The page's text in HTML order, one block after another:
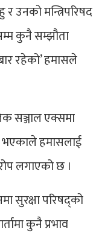
र उनको मन्त्रिपरिषद
कुनै सम्झौता
रहेको’ हमासले
सञ्जाल एक्समा
भएकाले हमासलाई
लगाएको छ ।
सुरक्षा परिषद्को
कुनै प्रभाव